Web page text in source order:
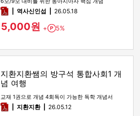
pdf역사신인섭 26.05.18
5,000원 + Point
5%
지환지환쌤의 방구석 통합사회1 개
념 여행
교재 1권으로 개념 4회독이 가능한 독학 개념서
pdf지환지환 26.05.12